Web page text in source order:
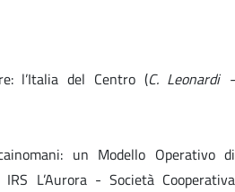
l’Italia del Centro (C. Leonardi -
un Modello Operativo di
IRS L’Aurora - Società Cooperativa